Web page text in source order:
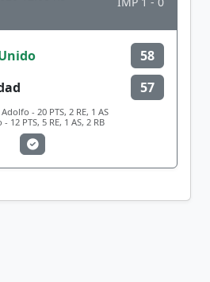
58
57
- 20 PTS, 2 RE, 1 AS
12 PTS, 5 RE, 1 AS, 2 RB